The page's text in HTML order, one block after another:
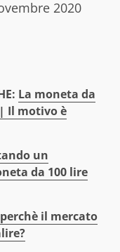
2020
La moneta da
Il motivo è
un
da 100 lire
il mercato